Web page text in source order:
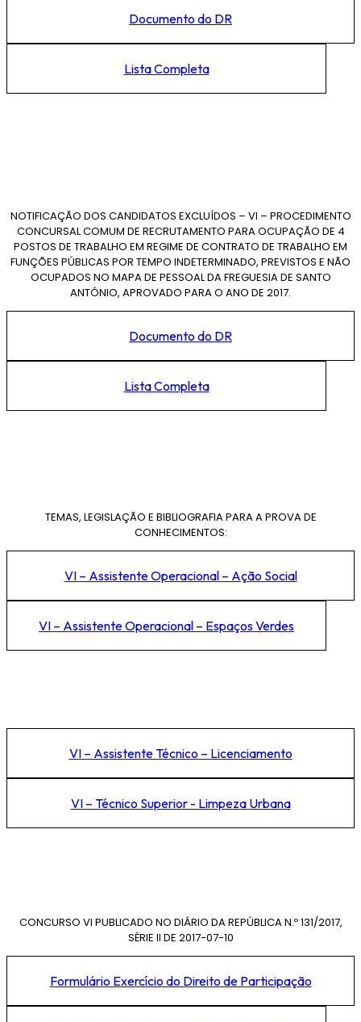
Documento do DR
Lista Completa
NOTIFICAÇÃO DOS CANDIDATOS EXCLUÍDOS – VI – PROCEDIMENTO
CONCURSAL COMUM DE RECRUTAMENTO PARA OCUPAÇÃO DE 4
POSTOS DE TRABALHO EM REGIME DE CONTRATO DE TRABALHO EM
FUNÇÕES PÚBLICAS POR TEMPO INDETERMINADO, PREVISTOS E NÃO
OCUPADOS NO MAPA DE PESSOAL DA FREGUESIA DE SANTO
ANTÓNIO, APROVADO PARA O ANO DE 2017.
Documento do DR
Lista Completa
TEMAS, LEGISLAÇÃO E BIBLIOGRAFIA PARA A PROVA DE
CONHECIMENTOS:
VI – Assistente Operacional – Ação Social
VI – Assistente Operacional – Espaços Verdes
VI – Assistente Técnico – Licenciamento
VI – Técnico Superior - Limpeza Urbana
CONCURSO VI PUBLICADO NO DIÁRIO DA REPÚBLICA N.º 131/2017,
SÉRIE II DE 2017-07-10
Formulário Exercício do Direito de Participação